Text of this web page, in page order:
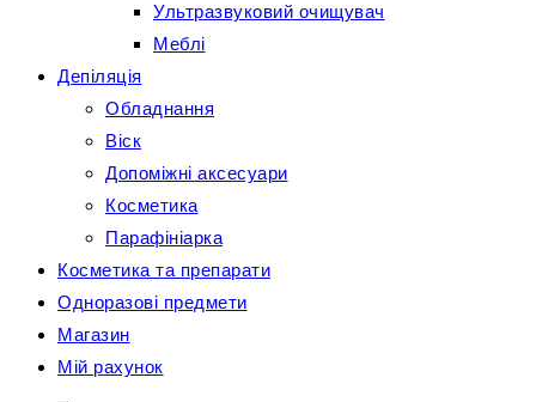
Ультразвуковий очищувач
Меблі
Депіляція
Обладнання
Віск
Допоміжні аксесуари
Косметика
Парафініарка
Косметика та препарати
Одноразові предмети
Магазин
Мій рахунок